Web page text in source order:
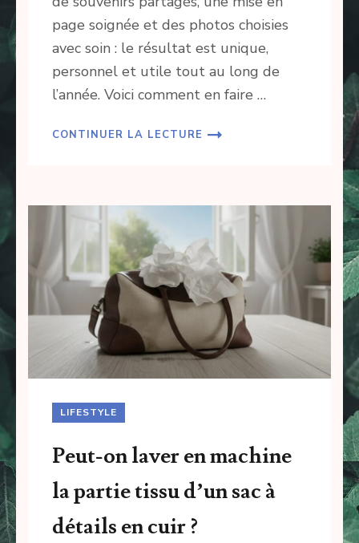
page soignée et des photos choisies
avec soin : le résultat est unique,
personnel et utile tout au long de
l’année. Voici comment en faire …
CONTINUER LA LECTURE
LIFESTYLE
Peut-on laver en machine
la partie tissu d’un sac à
détails en cuir ?